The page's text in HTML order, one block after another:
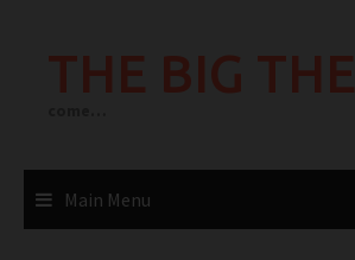
THE BIG
Main Menu